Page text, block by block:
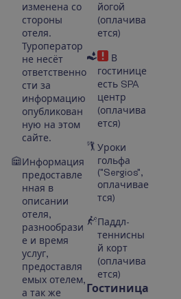
изменена со
стороны
отеля.
Туроператор
не несёт
ответственно
сти за
информацию
опубликован
ную на этом
сайте.
Информация
предоставле
нная в
описании
отеля,
разнообрази
е и время
услуг,
предоставля
емых отелем,
а так же
йогой
(оплачива
ется)
В
гостинице
есть SPA
центр
(оплачива
ется)
Уроки
гольфа
("Sergios",
оплачивае
тся)
Паддл-
теннисны
й корт
(оплачива
ется)
Гостиница